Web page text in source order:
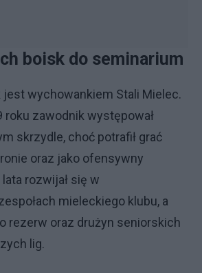
boisk do seminarium
wychowankiem Stali Mielec.
roku zawodnik występował
skrzydle, choć potrafił grać
oraz jako ofensywny
rozwijał się w
mieleckiego klubu, a
rezerw oraz drużyn seniorskich
lig.